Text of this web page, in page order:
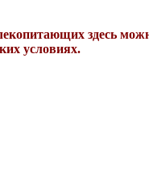
здесь
условиях.